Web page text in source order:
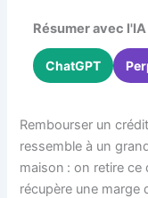
Résumer avec l'IA
ChatGPT
Rembourser un
ressemble à un
maison : on retire ce
récupère une